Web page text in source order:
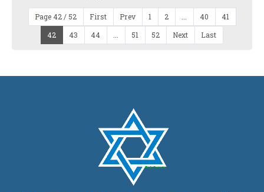
Page 42 / 52 First Prev 1 2 40
41
42
43 44 51 52 Next Last